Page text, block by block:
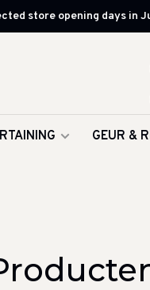
store opening days in
GEUR &